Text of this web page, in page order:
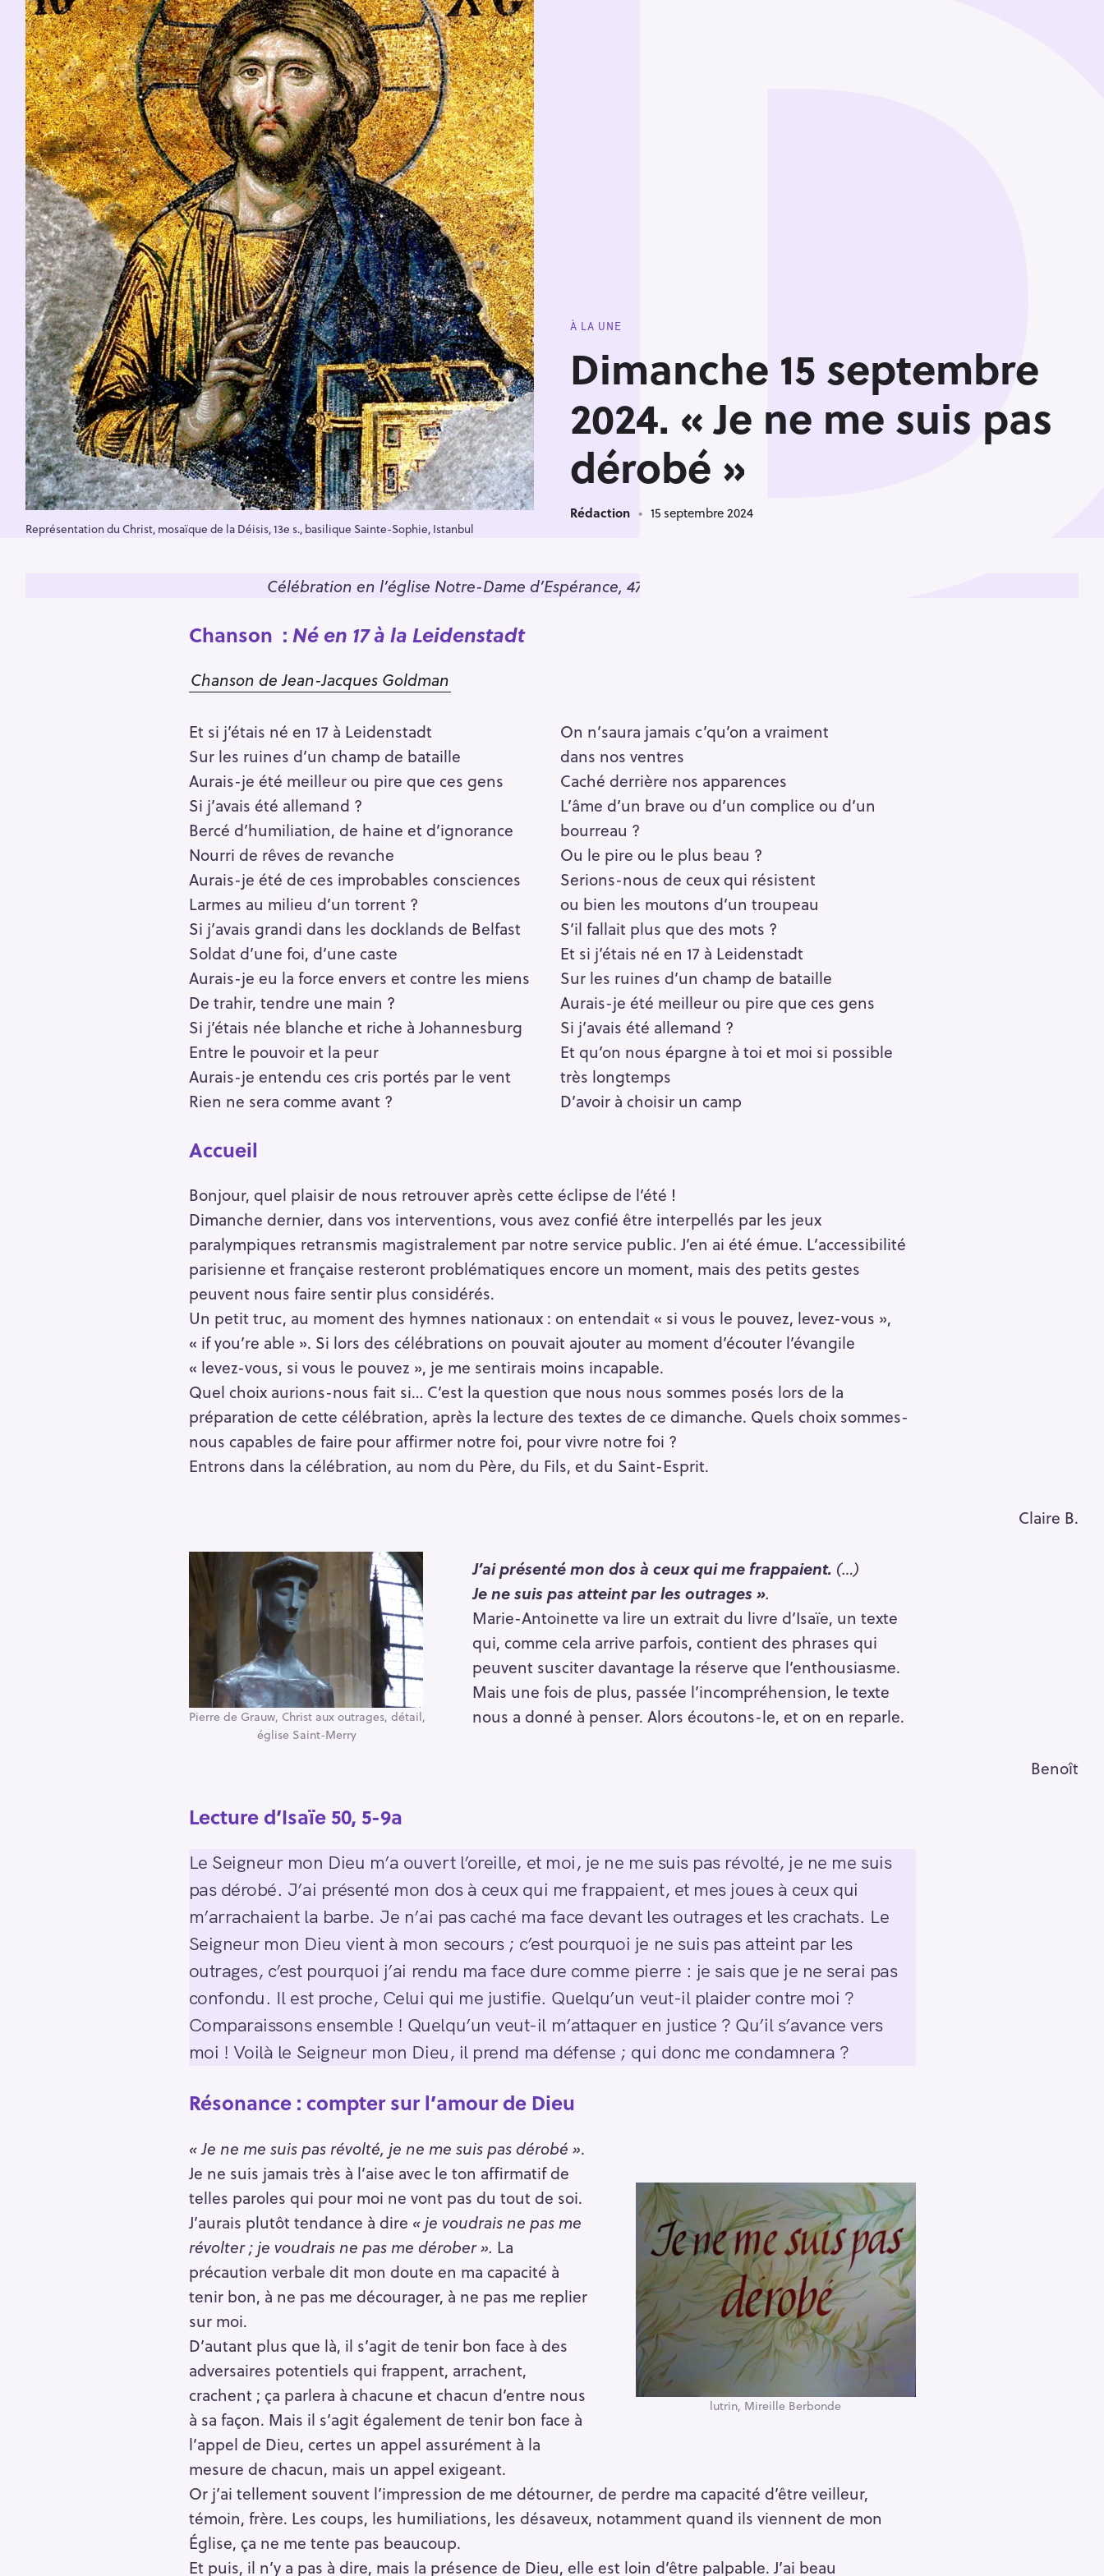
Représentation du Christ, mosaïque de la Déisis, 13e s., basilique Sainte-Sophie, Istanbul
À LA UNE
Dimanche 15 septembre
2024. « Je ne me suis pas
dérobé »
Rédaction 15 septembre 2024
Célébration en l’église Notre-Dame d’Espérance, 47 rue de la Roquette, Paris 11
Chanson : Né en 17 à la Leidenstadt
Chanson de Jean-Jacques Goldman
Et si j’étais né en 17 à Leidenstadt
Sur les ruines d’un champ de bataille
Aurais-je été meilleur ou pire que ces gens
Si j’avais été allemand ?
Bercé d’humiliation, de haine et d’ignorance
Nourri de rêves de revanche
Aurais-je été de ces improbables consciences
Larmes au milieu d’un torrent ?
Si j’avais grandi dans les docklands de Belfast
Soldat d’une foi, d’une caste
Aurais-je eu la force envers et contre les miens
De trahir, tendre une main ?
Si j’étais née blanche et riche à Johannesburg
Entre le pouvoir et la peur
Aurais-je entendu ces cris portés par le vent
Rien ne sera comme avant ?
On n’saura jamais c’qu’on a vraiment
dans nos ventres
Caché derrière nos apparences
L’âme d’un brave ou d’un complice ou d’un
bourreau ?
Ou le pire ou le plus beau ?
Serions-nous de ceux qui résistent
ou bien les moutons d’un troupeau
S’il fallait plus que des mots ?
Et si j’étais né en 17 à Leidenstadt
Sur les ruines d’un champ de bataille
Aurais-je été meilleur ou pire que ces gens
Si j’avais été allemand ?
Et qu’on nous épargne à toi et moi si possible
très longtemps
D’avoir à choisir un camp
Accueil
Bonjour, quel plaisir de nous retrouver après cette éclipse de l’été !
Dimanche dernier, dans vos interventions, vous avez confié être interpellés par les jeux
paralympiques retransmis magistralement par notre service public. J’en ai été émue. L’accessibilité
parisienne et française resteront problématiques encore un moment, mais des petits gestes
peuvent nous faire sentir plus considérés.
Un petit truc, au moment des hymnes nationaux : on entendait « si vous le pouvez, levez-vous »,
« if you’re able ». Si lors des célébrations on pouvait ajouter au moment d’écouter l’évangile
« levez-vous, si vous le pouvez », je me sentirais moins incapable.
Quel choix aurions-nous fait si… C’est la question que nous nous sommes posés lors de la
préparation de cette célébration, après la lecture des textes de ce dimanche. Quels choix sommes-
nous capables de faire pour affirmer notre foi, pour vivre notre foi ?
Entrons dans la célébration, au nom du Père, du Fils, et du Saint-Esprit.
Pierre de Grauw, Christ aux outrages, détail,
église Saint-Merry
Claire B.
J’ai présenté mon dos à ceux qui me frappaient. (…)
Je ne suis pas atteint par les outrages ».
Marie-Antoinette va lire un extrait du livre d’Isaïe, un texte
qui, comme cela arrive parfois, contient des phrases qui
peuvent susciter davantage la réserve que l’enthousiasme.
Mais une fois de plus, passée l’incompréhension, le texte
nous a donné à penser. Alors écoutons-le, et on en reparle.
Benoît
Lecture d’Isaïe 50, 5-9a
Le Seigneur mon Dieu m’a ouvert l’oreille, et moi, je ne me suis pas révolté, je ne me suis
pas dérobé. J’ai présenté mon dos à ceux qui me frappaient, et mes joues à ceux qui
m’arrachaient la barbe. Je n’ai pas caché ma face devant les outrages et les crachats. Le
Seigneur mon Dieu vient à mon secours ; c’est pourquoi je ne suis pas atteint par les
outrages, c’est pourquoi j’ai rendu ma face dure comme pierre : je sais que je ne serai pas
confondu. Il est proche, Celui qui me justifie. Quelqu’un veut-il plaider contre moi ?
Comparaissons ensemble ! Quelqu’un veut-il m’attaquer en justice ? Qu’il s’avance vers
moi ! Voilà le Seigneur mon Dieu, il prend ma défense ; qui donc me condamnera ?
Résonance : compter sur l’amour de Dieu
lutrin, Mireille Berbonde
« Je ne me suis pas révolté, je ne me suis pas dérobé ».
Je ne suis jamais très à l’aise avec le ton affirmatif de
telles paroles qui pour moi ne vont pas du tout de soi.
J’aurais plutôt tendance à dire « je voudrais ne pas me
révolter ; je voudrais ne pas me dérober ». La
précaution verbale dit mon doute en ma capacité à
tenir bon, à ne pas me décourager, à ne pas me replier
sur moi.
D’autant plus que là, il s’agit de tenir bon face à des
adversaires potentiels qui frappent, arrachent,
crachent ; ça parlera à chacune et chacun d’entre nous
à sa façon. Mais il s’agit également de tenir bon face à
l’appel de Dieu, certes un appel assurément à la
mesure de chacun, mais un appel exigeant.
Or j’ai tellement souvent l’impression de me détourner, de perdre ma capacité d’être veilleur,
témoin, frère. Les coups, les humiliations, les désaveux, notamment quand ils viennent de mon
Église, ça ne me tente pas beaucoup.
Et puis, il n’y a pas à dire, mais la présence de Dieu, elle est loin d’être palpable. J’ai beau